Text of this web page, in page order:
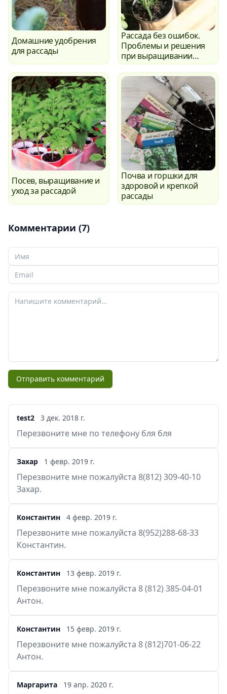
Домашние удобрения
для рассады
Рассада без ошибок.
Проблемы и решения
при выращивании
саженцев
Посев, выращивание и
уход за рассадой
Почва и горшки для
здоровой и крепкой
рассады
Комментарии (7)
Ваше Имя
Ваш email
Ваш комментарий
Отправить комментарий
test2 3 дек. 2018 г.
Перезвоните мне по телефону бля бля
Захар 1 февр. 2019 г.
Перезвоните мне пожалуйста 8(812) 309-40-10
Захар.
Константин 4 февр. 2019 г.
Перезвоните мне пожалуйста 8(952)288-68-33
Константин.
Константин 13 февр. 2019 г.
Перезвоните мне пожалуйста 8 (812) 385-04-01
Антон.
Константин 15 февр. 2019 г.
Перезвоните мне пожалуйста 8 (812)701-06-22
Антон.
Маргарита 19 апр. 2020 г.